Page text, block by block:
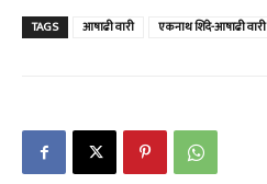
TAGS आषाढी वारी एकनाथ शिंदे-आषाढी वारी